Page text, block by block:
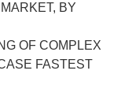
BY
OF COMPLEX
FASTEST